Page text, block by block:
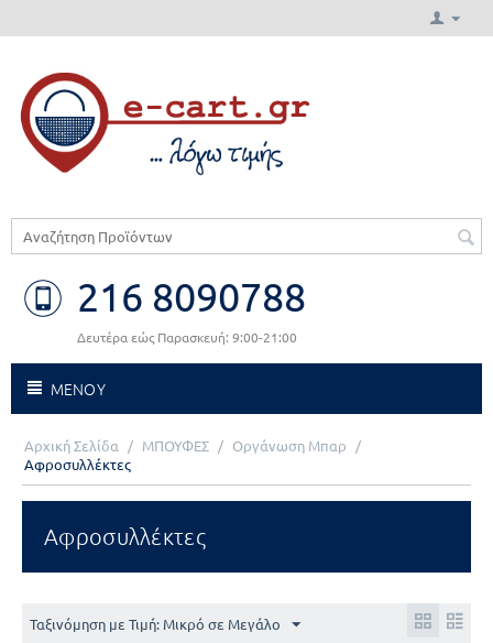
216 8090788
Δευτέρα εώς Παρασκευή: 9:00-21:00
ΜΕΝΟΥ
Αρχική Σελίδα / ΜΠΟΥΦΕΣ / Οργάνωση Μπαρ /
Αφροσυλλέκτες
Αφροσυλλέκτες
Ταξινόμηση με Τιμή: Μικρό σε Μεγάλο